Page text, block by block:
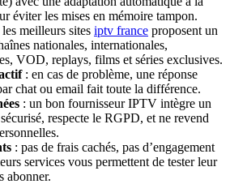
éviter les mises en mémoire tampon.
les meilleurs sites iptv france proposent un
nationales, internationales,
VOD, replays, films et séries exclusives.
: en cas de problème, une réponse
chat ou email fait toute la différence.
: un bon fournisseur IPTV intègre un
respecte le RGPD, et ne revend
: pas de frais cachés, pas d’engagement
services vous permettent de tester leur
abonner.